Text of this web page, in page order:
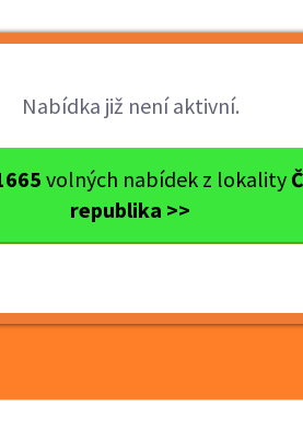
Nabídka již není aktivní.
volných nabídek z lokality
republika >>
Doručovatel novin v lokalit...
Žatec -